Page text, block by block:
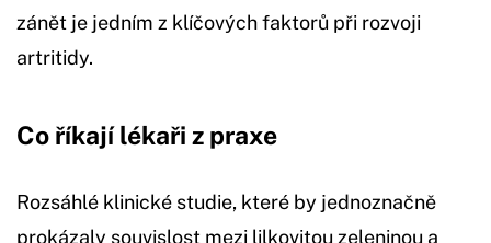
zánět je jedním z klíčových faktorů při rozvoji
artritidy.
Co říkají lékaři z praxe
Rozsáhlé klinické studie, které by jednoznačně
prokázaly souvislost mezi lilkovitou zeleninou a